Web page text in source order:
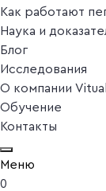
Как работают
Наука и
Блог
Исследования
О компании Vitual
Обучение
Контакты
Меню
0